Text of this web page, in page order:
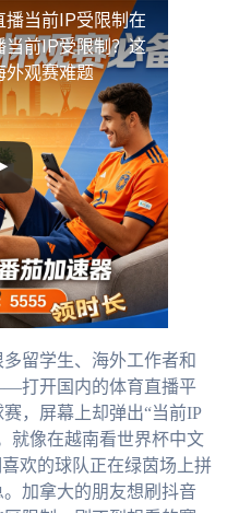
播当前IP受限制在
当前IP受限制？这
外观赛难题
留学生、海外工作者和
打开国内的体育直播平
，屏幕上却弹出“当前IP
就像在越南看世界杯中文
欢的球队正在绿茵场上拼
加拿大的朋友想刷抖音